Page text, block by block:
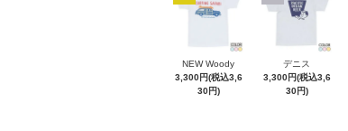
NEW Woody
3,300円(税込3,6
30円)
デニス
3,300円(税込3,6
30円)